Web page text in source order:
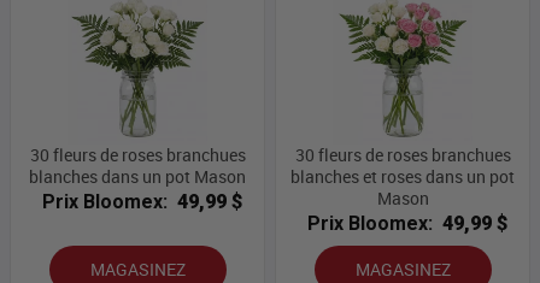
30 fleurs de roses branchues
blanches dans un pot Mason
Prix Bloomex: 49,99 $
MAGASINEZ
30 fleurs de roses branchues
blanches et roses dans un pot
Mason
Prix Bloomex: 49,99 $
MAGASINEZ